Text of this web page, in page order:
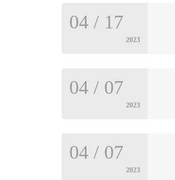
2023
04 / 17
2023
04 / 07
2023
04 / 07